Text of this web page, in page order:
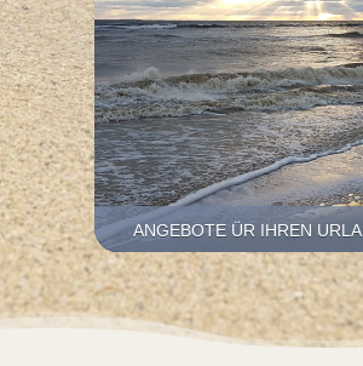
ANGEBOTE ÜR IHREN